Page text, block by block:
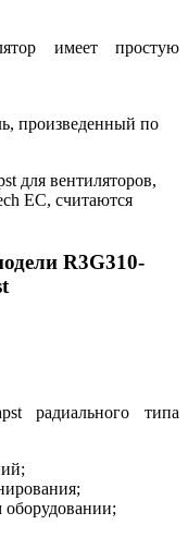
имеет простую
произведенный по
для вентиляторов,
EC, считаются
R3G310-
радиального типа